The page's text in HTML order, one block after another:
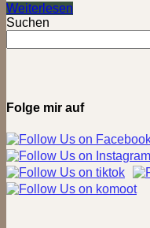
Um
den
und
Herford
Weiterlesen
Suchen
Folge mir auf